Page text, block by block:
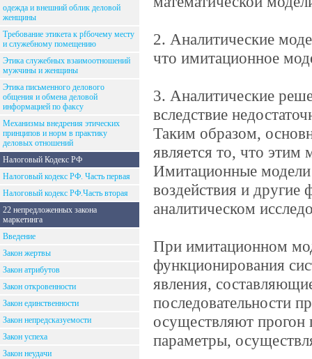
одежда и внешний облик деловой
женщины
Требование этикета к рfбочему месту
и служебному помещению
Этика служебных взаимоотношений
мужчины и женщины
Этика письменного делового
общения и обмена деловой
информацией по факсу
Механизмы внедрения этических
принципов и норм в практику
деловых отношений
Налоговый Кодекс РФ
Налоговый кодекс РФ. Часть первая
Налоговый кодекс РФ.Часть вторая
22 непредложенных закона
маркетинга
Введение
Закон жертвы
Закон атрибутов
Закон откровенности
Закон единственности
Закон непредсказуемости
Закон успеха
Закон неудачи
2. Аналитические
что имитационное
3. Аналитические
вследствие
Таким образом,
является то, что
Имитационные модели
воздействия и другие
аналитическом
При имитационном
функционирования
явления,
последовательности
осуществляют
параметры,